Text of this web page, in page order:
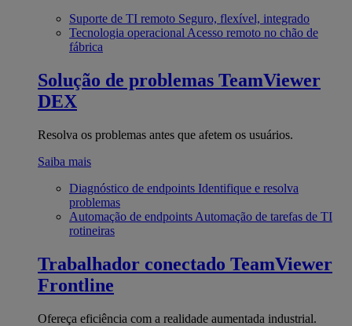
Suporte de TI remoto Seguro, flexível, integrado
Tecnologia operacional Acesso remoto no chão de
fábrica
Solução de problemas TeamViewer
DEX
Resolva os problemas antes que afetem os usuários.
Saiba mais
Diagnóstico de endpoints Identifique e resolva
problemas
Automação de endpoints Automação de tarefas de TI
rotineiras
Trabalhador conectado TeamViewer
Frontline
Ofereça eficiência com a realidade aumentada industrial.